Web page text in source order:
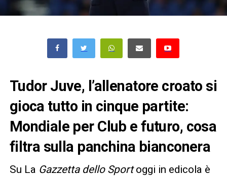
Tudor Juve, l’allenatore croato si
gioca tutto in cinque partite:
Mondiale per Club e futuro, cosa
filtra sulla panchina bianconera
Su La Gazzetta dello Sportoggi in edicola è